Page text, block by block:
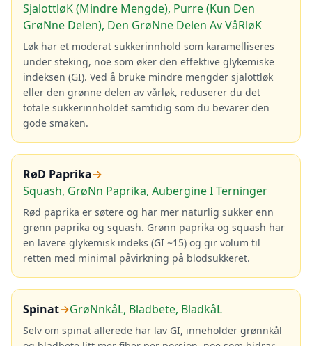
SjalottløK (Mindre Mengde), Purre (Kun Den
GrøNne Delen), Den GrøNne Delen Av VåRløK
Løk har et moderat sukkerinnhold som karamelliseres
under steking, noe som øker den effektive glykemiske
indeksen (GI). Ved å bruke mindre mengder sjalottløk
eller den grønne delen av vårløk, reduserer du det
totale sukkerinnholdet samtidig som du bevarer den
gode smaken.
RøD Paprika→
Squash, GrøNn Paprika, Aubergine I Terninger
Rød paprika er søtere og har mer naturlig sukker enn
grønn paprika og squash. Grønn paprika og squash har
en lavere glykemisk indeks (GI ~15) og gir volum til
retten med minimal påvirkning på blodsukkeret.
Spinat→GrøNnkåL, Bladbete, BladkåL
Selv om spinat allerede har lav GI, inneholder grønnkål